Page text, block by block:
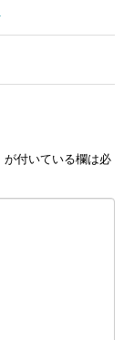
が付いている欄は必